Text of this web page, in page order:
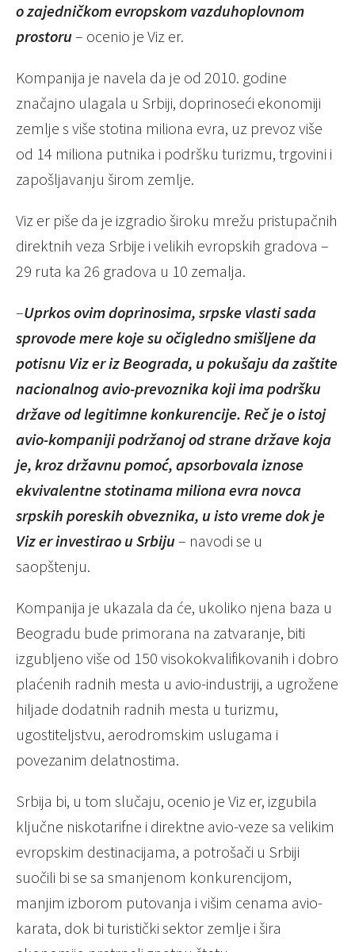
o zajedničkom evropskom vazduhoplovnom
prostoru– ocenio je Viz er.
Kompanija je navela da je od 2010. godine
značajno ulagala u Srbiji, doprinoseći ekonomiji
zemlje s više stotina miliona evra, uz prevoz više
od 14 miliona putnika i podršku turizmu, trgovini i
zapošljavanju širom zemlje.
Viz er piše da je izgradio široku mrežu pristupačnih
direktnih veza Srbije i velikih evropskih gradova –
29 ruta ka 26 gradova u 10 zemalja.
–Uprkos ovim doprinosima, srpske vlasti sada
sprovode mere koje su očigledno smišljene da
potisnu Viz er iz Beograda, u pokušaju da zaštite
nacionalnog avio-prevoznika koji ima podršku
države od legitimne konkurencije. Reč je o istoj
avio-kompaniji podržanoj od strane države koja
je, kroz državnu pomoć, apsorbovala iznose
ekvivalentne stotinama miliona evra novca
srpskih poreskih obveznika, u isto vreme dok je
Viz er investirao u Srbiju– navodi se u
saopštenju.
Kompanija je ukazala da će, ukoliko njena baza u
Beogradu bude primorana na zatvaranje, biti
izgubljeno više od 150 visokokvalifikovanih i dobro
plaćenih radnih mesta u avio-industriji, a ugrožene
hiljade dodatnih radnih mesta u turizmu,
ugostiteljstvu, aerodromskim uslugama i
povezanim delatnostima.
Srbija bi, u tom slučaju, ocenio je Viz er, izgubila
ključne niskotarifne i direktne avio-veze sa velikim
evropskim destinacijama, a potrošači u Srbiji
suočili bi se sa smanjenom konkurencijom,
manjim izborom putovanja i višim cenama avio-
karata, dok bi turistički sektor zemlje i šira